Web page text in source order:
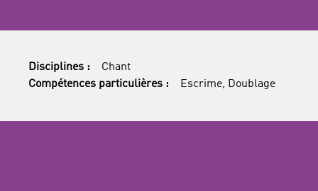
Disciplines :
Chant
Compétences particulières :
Escrime, Doublage